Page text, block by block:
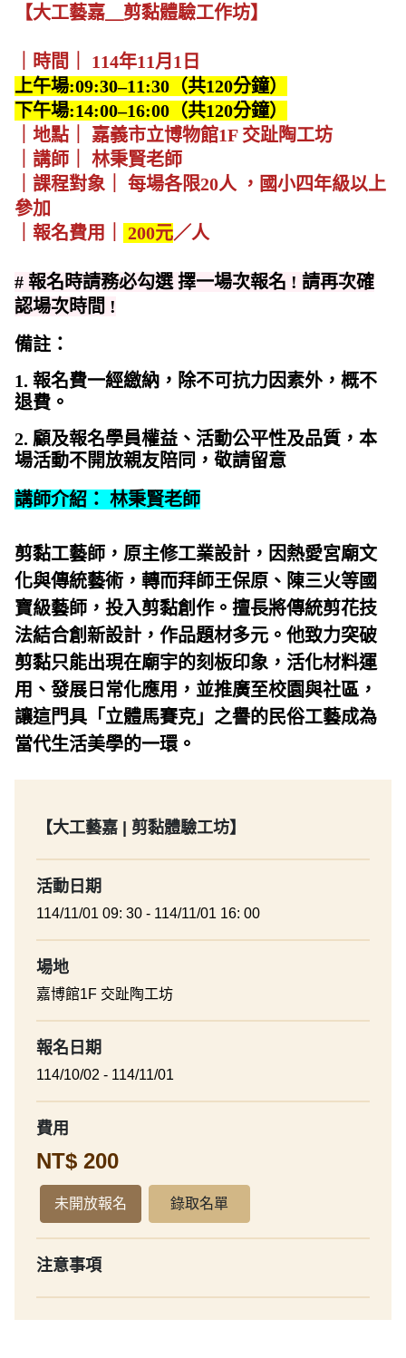
【大工藝嘉＿剪黏體驗工作坊】
｜時間｜ 114年11月1日
上午場:09:30–11:30（共120分鐘）
下午場:14:00–16:00（共120分鐘）
｜地點｜ 嘉義市立博物館1F 交趾陶工坊
｜講師｜ 林秉賢老師
｜課程對象｜ 每場各限20人 ，國小四年級以上
參加
｜報名費用｜
200元／人
# 報名時請務必勾選 擇一場次報名 ! 請再次確
認場次時間 !
備註：
1. 報名費一經繳納，除不可抗力因素外，概不
退費。
2. 顧及報名學員權益、活動公平性及品質，本
場活動不開放親友陪同，敬請留意
講師介紹： 林秉賢老師
剪黏工藝師，原主修工業設計，因熱愛宮廟文
化與傳統藝術，轉而拜師王保原、陳三火等國
寶級藝師，投入剪黏創作。擅長將傳統剪花技
法結合創新設計，作品題材多元。他致力突破
剪黏只能出現在廟宇的刻板印象，活化材料運
用、發展日常化應用，並推廣至校園與社區，
讓這門具「立體馬賽克」之譽的民俗工藝成為
當代生活美學的一環。
【大工藝嘉 | 剪黏體驗工坊】
活動日期
114/11/01 09: 30 - 114/11/01 16: 00
場地
嘉博館1F 交趾陶工坊
報名日期
114/10/02 - 114/11/01
費用
NT$ 200
未開放報名 錄取名單
注意事項